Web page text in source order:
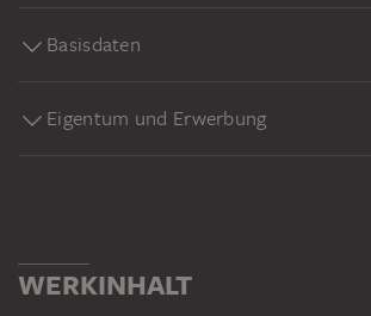
Basisdaten
Eigentum und Erwerbung
WERKINHALT